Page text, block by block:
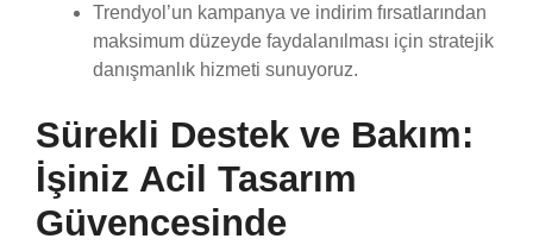
Trendyol’un kampanya ve indirim fırsatlarından
maksimum düzeyde faydalanılması için stratejik
danışmanlık hizmeti sunuyoruz.
Sürekli Destek ve Bakım:
İşiniz Acil Tasarım
Güvencesinde